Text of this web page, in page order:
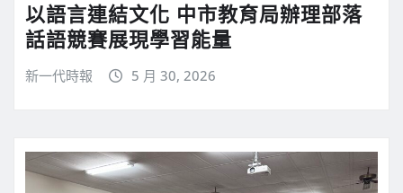
以語言連結文化 中市教育局辦理部落
話語競賽展現學習能量
新一代時報 5 月 30, 2026